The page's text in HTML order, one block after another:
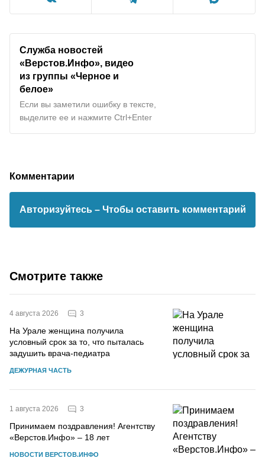
Служба новостей
«Верстов.Инфо», видео
из группы «Черное и
белое»
Если вы заметили ошибку в тексте,
выделите ее и нажмите Ctrl+Enter
Комментарии
Авторизуйтесь – Чтобы оставить комментарий
Смотрите также
4 августа 2026 3
На Урале женщина получила
условный срок за то, что пыталась
задушить врача-педиатра
ДЕЖУРНАЯ ЧАСТЬ
1 августа 2026 3
Принимаем поздравления! Агентству
«Верстов.Инфо» – 18 лет
НОВОСТИ ВЕРСТОВ.ИНФО